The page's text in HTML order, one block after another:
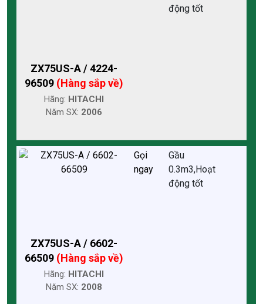
ZX75US-A / 4224-
96509 (Hàng sắp về)
Hãng: HITACHI
Năm SX: 2006
động tốt
ZX75US-A / 6602-
66509 (Hàng sắp về)
Hãng: HITACHI
Năm SX: 2008
Gọi
ngay
Gầu
0.3m3,Hoạt
động tốt